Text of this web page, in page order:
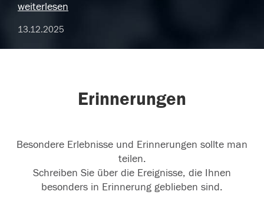
weiterlesen
13.12.2025
Erinnerungen
Besondere Erlebnisse und Erinnerungen sollte man
teilen.
Schreiben Sie über die Ereignisse, die Ihnen
besonders in Erinnerung geblieben sind.